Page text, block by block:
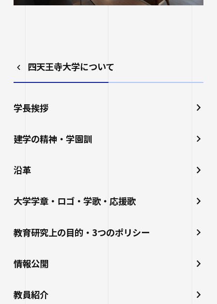
四天王寺大学について
学長挨拶
建学の精神・学園訓
沿革
大学学章・ロゴ・学歌・応援歌
教育研究上の目的・3つのポリシー
情報公開
教員紹介